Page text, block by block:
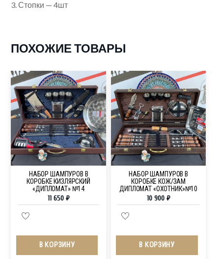
3. Стопки — 4шт
ПОХОЖИЕ ТОВАРЫ
НАБОР ШАМПУРОВ В
КОРОБКЕ КИЗЛЯРСКИЙ
«ДИПЛОМАТ» №14
11 650 ₽
В КОРЗИНУ
НАБОР ШАМПУРОВ В
КОРОБКЕ КОЖ/ЗАМ
ДИПЛОМАТ «ОХОТНИК»№10
10 900 ₽
В КОРЗИНУ